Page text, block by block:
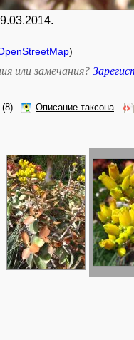
)
или замечания?
(8) Описание таксона